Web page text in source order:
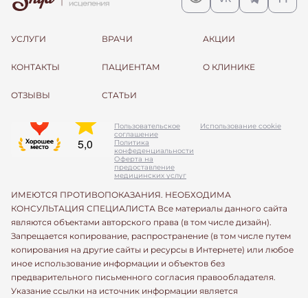
УСЛУГИ ВРАЧИ АКЦИИ
КОНТАКТЫ ПАЦИЕНТАМ О КЛИНИКЕ
ОТЗЫВЫ СТАТЬИ
Пользовательское
соглашение
Политика
конфеденциальности
Оферта на
предоставление
медицинских услуг
Использование cookie
ИМЕЮТСЯ ПРОТИВОПОКАЗАНИЯ. НЕОБХОДИМА
КОНСУЛЬТАЦИЯ СПЕЦИАЛИСТА Все материалы данного сайта
являются объектами авторского права (в том числе дизайн).
Запрещается копирование, распространение (в том числе путем
копирования на другие сайты и ресурсы в Интернете) или любое
иное использование информации и объектов без
предварительного письменного согласия правообладателя.
Указание ссылки на источник информации является